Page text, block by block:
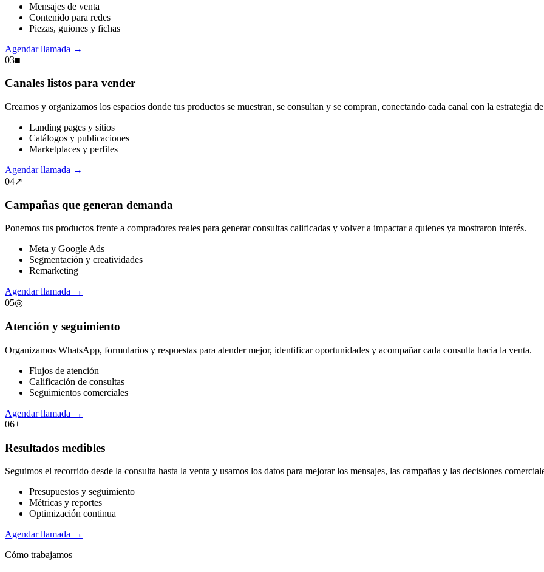
Mensajes de venta
Contenido para redes
Piezas, guiones y fichas
Agendar llamada →
03■
Canales listos para vender
Creamos y organizamos los espacios donde tus productos se muestran, se consultan y se compran, conectando cada canal con la estrategia
Landing pages y sitios
Catálogos y publicaciones
Marketplaces y perfiles
Agendar llamada →
04↗
Campañas que generan demanda
Ponemos tus productos frente a compradores reales para generar consultas calificadas y volver a impactar a quienes ya mostraron interés.
Meta y Google Ads
Segmentación y creatividades
Remarketing
Agendar llamada →
05◎
Atención y seguimiento
Organizamos WhatsApp, formularios y respuestas para atender mejor, identificar oportunidades y acompañar cada consulta hacia la venta.
Flujos de atención
Calificación de consultas
Seguimientos comerciales
Agendar llamada →
06+
Resultados medibles
Seguimos el recorrido desde la consulta hasta la venta y usamos los datos para mejorar los mensajes, las campañas y las decisiones
Presupuestos y seguimiento
Métricas y reportes
Optimización continua
Agendar llamada →
Cómo trabajamos